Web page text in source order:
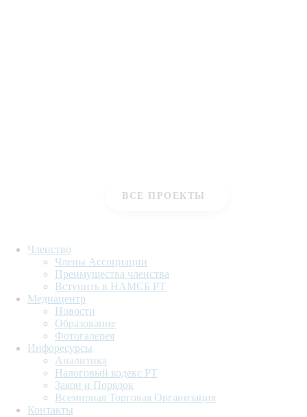
ВСЕ ПРОЕКТЫ
Членство
Члены Ассоциации
Преимущества членства
Вступить в НАМСБ РТ
Медиацентр
Новости
Образование
Фотогалерея
Инфоресурсы
Аналитика
Налоговый кодекс РТ
Закон и Порядок
Всемирная Торговая Организация
Контакты